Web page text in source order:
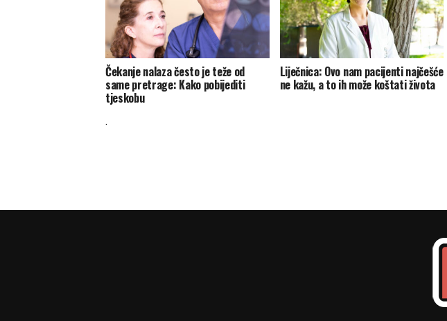
Čekanje nalaza često je teže od
same pretrage: Kako pobijediti
tjeskobu
Liječnica: Ovo nam pacijenti najčešće
ne kažu, a to ih može koštati života
.